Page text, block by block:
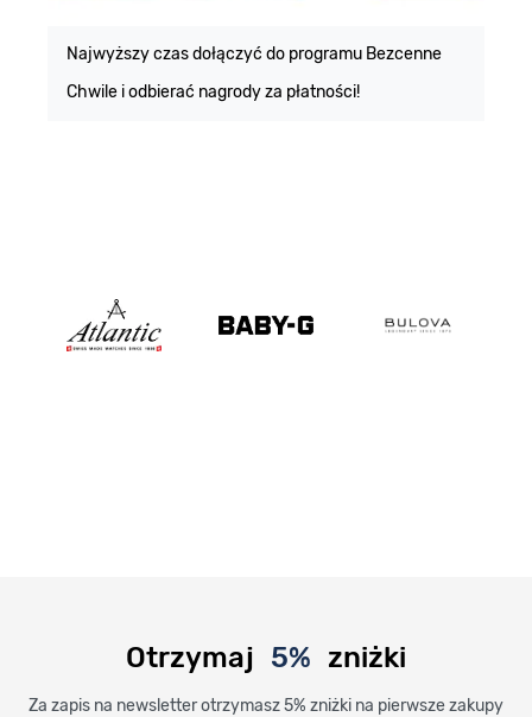
Najwyższy czas dołączyć do programu Bezcenne
Chwile i odbierać nagrody za płatności!
Otrzymaj 5% zniżki
Za zapis na newsletter otrzymasz 5% zniżki na pierwsze zakupy